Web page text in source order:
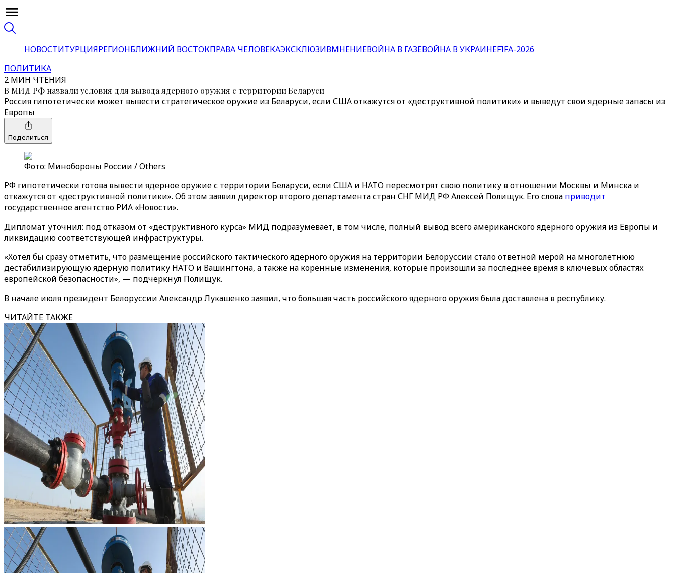
НОВОСТИТУРЦИЯРЕГИОНБЛИЖНИЙ ВОСТОКПРАВА ЧЕЛОВЕКАЭКСКЛЮЗИВМНЕНИЕВОЙНА В ГАЗЕВОЙНА В УКРАИНЕFIFA-2026
ПОЛИТИКА
2 МИН ЧТЕНИЯ
В МИД РФ назвали условия для вывода ядерного оружия с территории Беларуси
Россия гипотетически может вывести стратегическое оружие из Беларуси, если США откажутся от «деструктивной политики‎»‎ и выведут свои ядерные запасы из
Европы
Поделиться
Фото: Минобороны России / Others
РФ гипотетически готова вывести ядерное оружие с территории Беларуси, если США и НАТО пересмотрят свою политику в отношении Москвы и Минска и
откажутся от «‎деструктивной политики»‎. Об этом заявил директор второго департамента стран СНГ МИД РФ Алексей Полищук. Его слова приводит
государственное агентство РИА «‎‎Новости».
Дипломат уточнил: под отказом от «‎деструктивного курса» МИД подразумевает, в том числе, ‎полный вывод всего американского ядерного оружия из Европы и
ликвидацию соответствующей инфраструктуры.
«Хотел бы сразу отметить, что размещение российского тактического ядерного оружия на территории Белоруссии стало ответной мерой на многолетнюю
дестабилизирующую ядерную политику НАТО и Вашингтона, а также на коренные изменения, которые произошли за последнее время в ключевых областях
европейской безопасности», — подчеркнул Полищук.
В начале июля президент Белоруссии Александр Лукашенко заявил, что большая часть российского ядерного оружия была доставлена в республику.
ЧИТАЙТЕ ТАКЖЕ